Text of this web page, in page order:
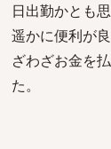
日出勤かとも
遥かに便利が
ざわざお金を
た。